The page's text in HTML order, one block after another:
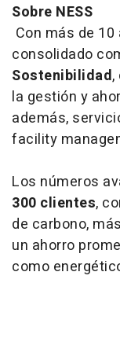
Sobre NESS
Con más de 10
consolidado
Sostenibilidad,
la gestión y
además,
facility
Los números
300 clientes,
de carbono,
un ahorro
como